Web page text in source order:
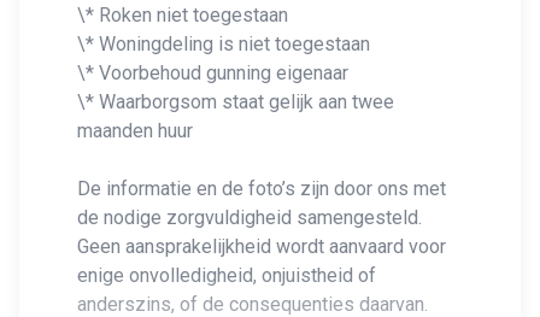
\* Roken niet toegestaan
\* Woningdeling is niet toegestaan
\* Voorbehoud gunning eigenaar
\* Waarborgsom staat gelijk aan twee
maanden huur
De informatie en de foto’s zijn door ons met
de nodige zorgvuldigheid samengesteld.
Geen aansprakelijkheid wordt aanvaard voor
enige onvolledigheid, onjuistheid of
anderszins, of de consequenties daarvan.